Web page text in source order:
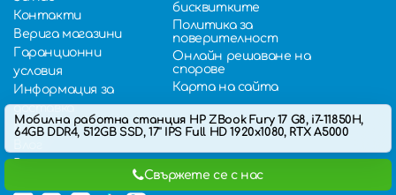
Мобилна работна станция HP ZBook Fury 17 G8, i7-11850H,
64GB DDR4, 512GB SSD, 17'' IPS Full HD 1920x1080, RTX A5000
Контакти
Верига магазини
Гаранционни
условия
Информация за
доставка
Блог
Въпроси и отговори
бисквитките
Политика за
поверителност
Онлайн решаване на
спорове
Карта на сайта
Свържете се с нас